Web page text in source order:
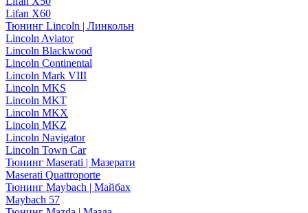
Lifan X60
Тюнинг Lincoln | Линкольн
Lincoln Aviator
Lincoln Blackwood
Lincoln Continental
Lincoln Mark VIII
Lincoln MKS
Lincoln MKT
Lincoln MKX
Lincoln MKZ
Lincoln Navigator
Lincoln Town Car
Тюнинг Maserati | Мазерати
Maserati Quattroporte
Тюнинг Maybach | Майбах
Maybach 57